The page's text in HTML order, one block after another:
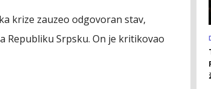
krize zauzeo odgovoran stav,
Republiku Srpsku. On je kritikovao